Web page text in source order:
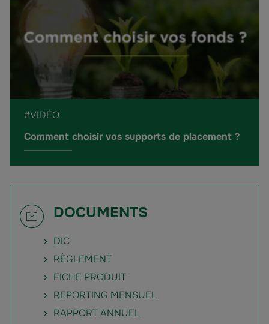
#VIDÉO
Comment choisir vos supports de placement ?
DOCUMENTS
DIC
RÈGLEMENT
FICHE PRODUIT
REPORTING MENSUEL
RAPPORT ANNUEL